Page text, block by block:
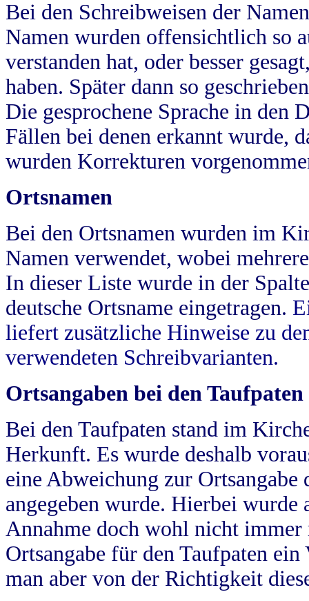
Bei den Schreibweisen der
Namen wurden offensichtlich so
verstanden hat, oder besser
haben. Später dann so
Die gesprochene Sprache in
Fällen bei denen erkannt wurde,
wurden Korrekturen
Ortsnamen
Bei den Ortsnamen wurden im
Namen verwendet, wobei
In dieser Liste wurde in der
deutsche Ortsname eingetragen.
liefert zusätzliche Hinweise zu
verwendeten Schreibvarianten.
Ortsangaben bei den Taufpaten
Bei den Taufpaten stand im
Herkunft. Es wurde deshalb
eine Abweichung zur
angegeben wurde. Hierbei wurde
Annahme doch wohl nicht
Ortsangabe für den Taufpaten
man aber von der Richtigkeit